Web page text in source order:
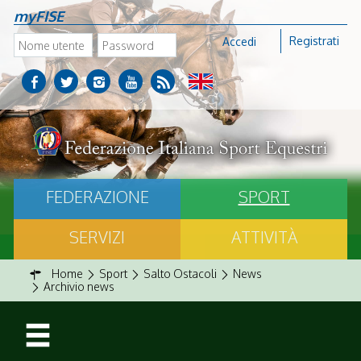
myFISE
Accedi Registrati
FEDERAZIONE
SPORT
SERVIZI
ATTIVITÀ
Home Sport Salto Ostacoli
News
Archivio news